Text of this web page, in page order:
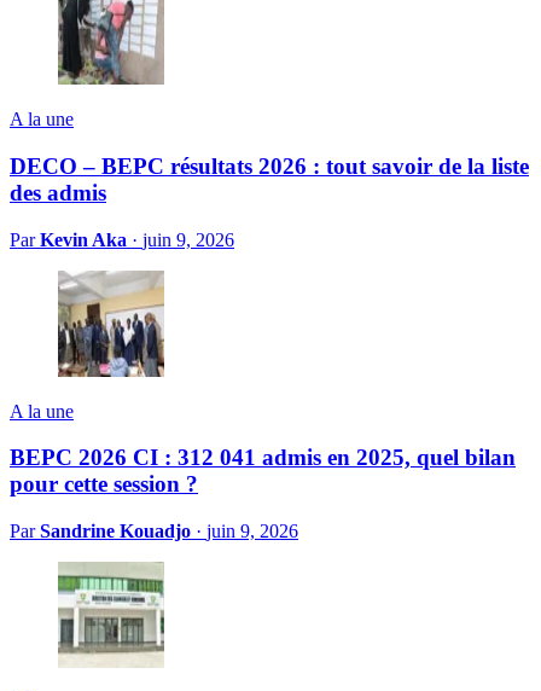
A la une
DECO – BEPC résultats 2026 : tout savoir de la liste
des admis
ParKevin Aka · juin 9, 2026
A la une
BEPC 2026 CI : 312 041 admis en 2025, quel bilan
pour cette session ?
ParSandrine Kouadjo · juin 9, 2026